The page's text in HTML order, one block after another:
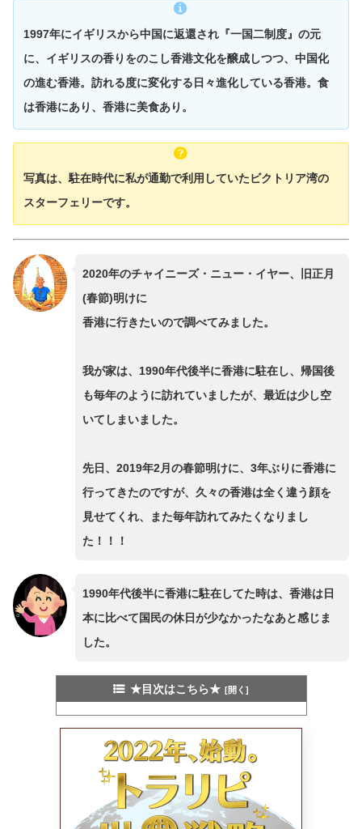
1997年にイギリスから中国に返還され『一国二制度』の元
に、イギリスの香りをのこし香港文化を醸成しつつ、中国化
の進む香港。訪れる度に変化する日々進化している香港。食
は香港にあり、香港に美食あり。
写真は、駐在時代に私が通勤で利用していたビクトリア湾の
スターフェリーです。
2020年のチャイニーズ・ニュー・イヤー、旧正月
(春節)明けに
香港に行きたいので調べてみました。
我が家は、1990年代後半に香港に駐在し、帰国後
も毎年のように訪れていましたが、最近は少し空
いてしまいました。
先日、2019年2月の春節明けに、3年ぶりに香港に
行ってきたのですが、久々の香港は全く違う顔を
見せてくれ、また毎年訪れてみたくなりまし
た！！！
1990年代後半に香港に駐在してた時は、香港は日
本に比べて国民の休日が少なかったなあと感じま
した。
★目次はこちら★